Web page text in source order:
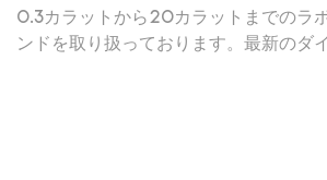
IGI 鑑定書付き
0.3カラットから20カラットまでのラ
ンドを取り扱っております。最新のダ